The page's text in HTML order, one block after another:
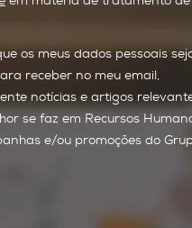
os meus dados pessoais
receber no meu email,
notícias e artigos
se faz em Recursos
e/ou promoções do